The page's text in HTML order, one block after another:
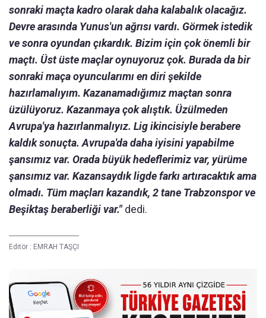
sonraki maçta kadro olarak daha kalabalık olacağız.
Devre arasında Yunus'un ağrısı vardı. Görmek istedik
ve sonra oyundan çıkardık. Bizim için çok önemli bir
maçtı. Üst üste maçlar oynuyoruz çok. Burada da bir
sonraki maça oyuncularımı en diri şekilde
hazırlamalıyım. Kazanamadığımız maçtan sonra
üzülüyoruz. Kazanmaya çok alıştık. Üzülmeden
Avrupa'ya hazırlanmalıyız. Lig ikincisiyle berabere
kaldık sonuçta. Avrupa'da daha iyisini yapabilme
şansımız var. Orada büyük hedeflerimiz var, yürüme
şansımız var. Kazansaydık ligde farkı artıracaktık ama
olmadı. Tüm maçları kazandık, 2 tane Trabzonspor ve
Beşiktaş beraberliği var."dedi.
Editör : EMRAH TAŞÇI